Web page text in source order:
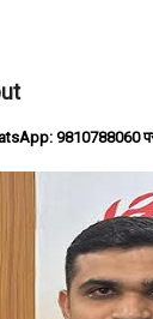
9810788060